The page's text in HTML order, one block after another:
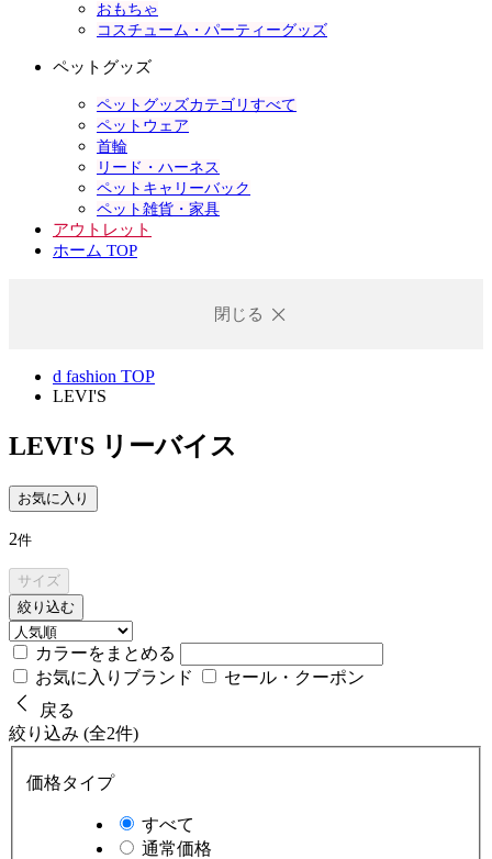
おもちゃ
コスチューム・パーティーグッズ
ペットグッズ
ペットグッズカテゴリすべて
ペットウェア
首輪
リード・ハーネス
ペットキャリーバック
ペット雑貨・家具
アウトレット
ホーム TOP
閉じる
d fashion TOP
LEVI'S
LEVI'S リーバイス
お気に入り
2件
サイズ
絞り込む
カラーをまとめる
お気に入りブランド
セール・クーポン
戻る
絞り込み (全2件)
価格タイプ
すべて
通常価格